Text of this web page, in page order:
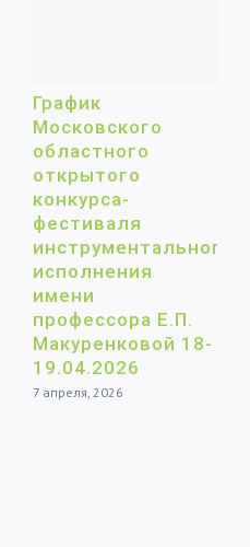
График
Московского
областного
открытого
конкурса-
фестиваля
инструментального
исполнения
имени
профессора Е.П.
Макуренковой 18-
19.04.2026
7 апреля, 2026